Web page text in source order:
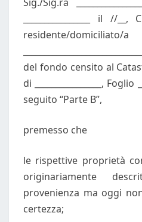
________________ il //__,
residente/
del fondo censito al
di ________________,
seguito “Parte B”,
premesso che
le rispettive proprietà
originariamente
provenienza ma oggi
certezza;